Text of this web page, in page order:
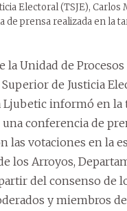
Electoral (TSJE), Carlos
de prensa realizada en la
la Unidad de
de Justicia
Ljubetic informó en la
conferencia de
las votaciones en la
los Arroyos,
partir del consenso de
y miembros